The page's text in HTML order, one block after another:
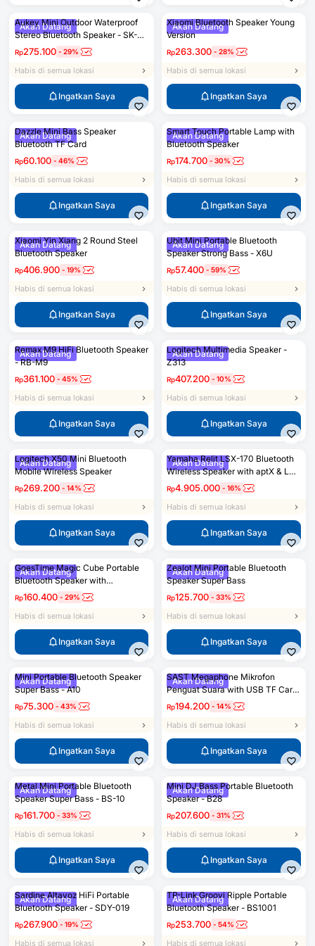
Akan Datang
Aukey Mini Outdoor Waterproof
Stereo Bluetooth Speaker - SK-
M16
Rp275.100 - 29%
Habis di semua lokasi
Ingatkan Saya
Akan Datang
Xiaomi Bluetooth Speaker Young
Version
Rp263.300 - 28%
Habis di semua lokasi
Ingatkan Saya
Akan Datang
Dazzle Mini Bass Speaker
Bluetooth TF Card
Rp60.100 - 46%
Habis di semua lokasi
Ingatkan Saya
Akan Datang
Smart Touch Portable Lamp with
Bluetooth Speaker
Rp174.700 - 30%
Habis di semua lokasi
Ingatkan Saya
Akan Datang
Xiaomi Yin Xiang 2 Round Steel
Bluetooth Speaker
Rp406.900 - 19%
Habis di semua lokasi
Ingatkan Saya
Akan Datang
Ubit Mini Portable Bluetooth
Speaker Strong Bass - X6U
Rp57.400 - 59%
Habis di semua lokasi
Ingatkan Saya
Akan Datang
Remax M9 HiFi Bluetooth Speaker
- RB-M9
Rp361.100 - 45%
Habis di semua lokasi
Ingatkan Saya
Akan Datang
Logitech Multimedia Speaker -
Z313
Rp407.200 - 10%
Habis di semua lokasi
Ingatkan Saya
Akan Datang
Logitech X50 Mini Bluetooth
Mobile Wireless Speaker
Rp269.200 - 14%
Habis di semua lokasi
Ingatkan Saya
Akan Datang
Yamaha Relit LSX-170 Bluetooth
Wireless Speaker with aptX & LED
Lightning
Rp4.905.000 - 16%
Habis di semua lokasi
Ingatkan Saya
Akan Datang
GoesTime Magic Cube Portable
Bluetooth Speaker with
Handsfree Function
Rp160.400 - 29%
Habis di semua lokasi
Ingatkan Saya
Akan Datang
Zealot Mini Portable Bluetooth
Speaker Super Bass
Rp125.700 - 33%
Habis di semua lokasi
Ingatkan Saya
Akan Datang
Mini Portable Bluetooth Speaker
Super Bass - A10
Rp75.300 - 43%
Habis di semua lokasi
Ingatkan Saya
Akan Datang
SAST Megaphone Mikrofon
Penguat Suara with USB TF Card
FM Radio - N-202
Rp194.200 - 14%
Habis di semua lokasi
Ingatkan Saya
Akan Datang
Metal Mini Portable Bluetooth
Speaker Super Bass - BS-10
Rp161.700 - 33%
Habis di semua lokasi
Ingatkan Saya
Akan Datang
Mini DJ Bass Portable Bluetooth
Speaker - B28
Rp207.600 - 31%
Habis di semua lokasi
Ingatkan Saya
Akan Datang
Sardine Altavoz HiFi Portable
Bluetooth Speaker - SDY-019
Rp267.900 - 19%
Habis di semua lokasi
Akan Datang
TP-Link Groovi Ripple Portable
Bluetooth Speaker - BS1001
Rp253.700 - 54%
Habis di semua lokasi